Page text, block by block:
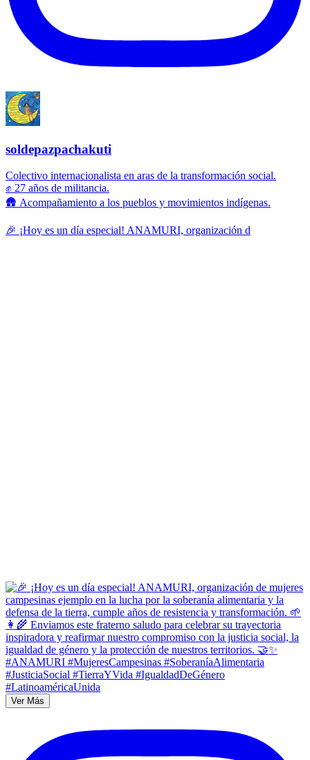
soldepazpachakuti
Colectivo internacionalista en aras de la transformación social.
✊ 27 años de militancia.
🛖 Acompañamiento a los pueblos y movimientos indígenas.
🎉 ¡Hoy es un día especial! ANAMURI, organización d
Ver Más